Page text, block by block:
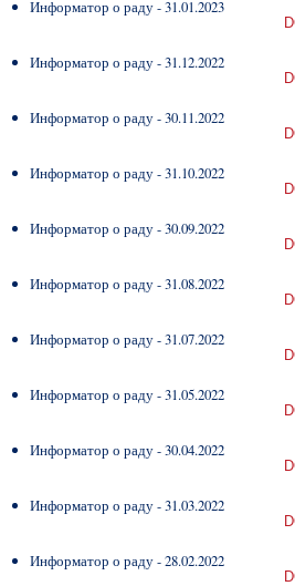
Информатор о раду - 31.01.2023
Информатор о раду - 31.12.2022
Информатор о раду - 30.11.2022
Информатор о раду - 31.10.2022
Информатор о раду - 30.09.2022
Информатор о раду - 31.08.2022
Информатор о раду - 31.07.2022
Информатор о раду - 31.05.2022
Информатор о раду - 30.04.2022
Информатор о раду - 31.03.2022
Информатор о раду - 28.02.2022